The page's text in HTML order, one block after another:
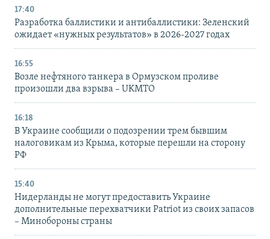
17:40
Разработка баллистики и антибаллистики: Зеленский
ожидает «нужных результатов» в 2026-2027 годах
16:55
Возле нефтяного танкера в Ормузском проливе
произошли два взрыва – UKMTO
16:18
В Украине сообщили о подозрении трем бывшим
налоговикам из Крыма, которые перешли на сторону
РФ
15:40
Нидерланды не могут предоставить Украине
дополнительные перехватчики Patriot из своих запасов
– Минобороны страны